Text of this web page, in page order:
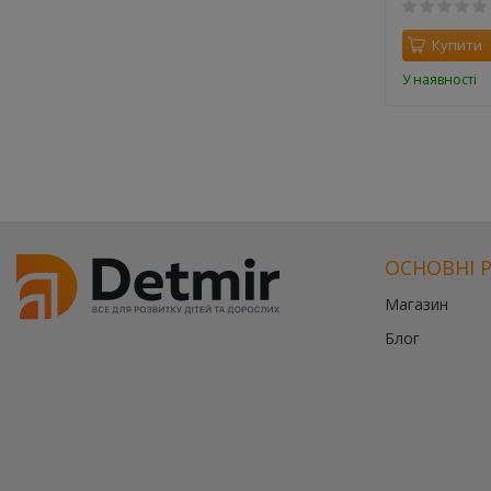
Купити
У наявності
ОСНОВНІ
Магазин
Блог